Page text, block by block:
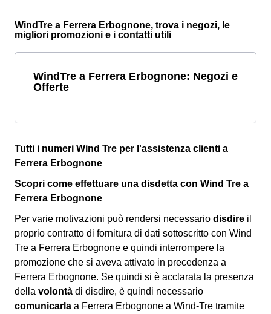
WindTre a Ferrera Erbognone, trova i negozi, le
migliori promozioni e i contatti utili
WindTre a Ferrera Erbognone: Negozi e
Offerte
Tutti i numeri Wind Tre per l'assistenza clienti a
Ferrera Erbognone
Scopri come effettuare una disdetta con Wind Tre a
Ferrera Erbognone
Per varie motivazioni può rendersi necessario disdire il
proprio contratto di fornitura di dati sottoscritto con Wind
Tre a Ferrera Erbognone e quindi interrompere la
promozione che si aveva attivato in precedenza a
Ferrera Erbognone. Se quindi si è acclarata la presenza
della volontà di disdire, è quindi necessario
comunicarla a Ferrera Erbognone a Wind-Tre tramite